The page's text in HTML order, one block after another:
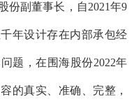
份副董事长 ， 自2021年9
年设计存在内部承包经
题 ，在 围海股份2022年
的真实、准确、完整 ，